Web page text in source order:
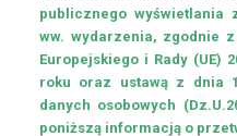
REGULAMIN
UCZESTNICTWA
W
PROJEKCIE
publicznego wyświetlania
ww. wydarzenia, zgodnie
Europejskiego i Rady (UE)
roku oraz ustawą z dnia
danych osobowych
poniższą informacją o